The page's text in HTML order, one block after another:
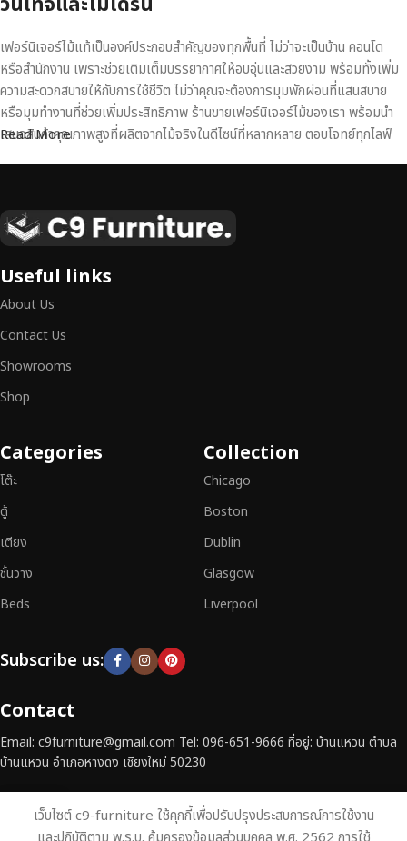
เฟอร์นิเจอร์ไม้แท้เป็นองค์ประกอบสำคัญของทุกพื้นที่ ไม่ว่าจะเป็นบ้าน คอนโด
หรือสำนักงาน เพราะช่วยเติมเต็มบรรยากาศให้อบอุ่นและสวยงาม พร้อมทั้งเพิ่ม
ความสะดวกสบายให้กับการใช้ชีวิต ไม่ว่าคุณจะต้องการมุมพักผ่อนที่แสนสบาย
หรือมุมทำงานที่ช่วยเพิ่มประสิทธิภาพ ร้านขายเฟอร์นิเจอร์ไม้ของเรา พร้อมนำ
เสนอสินค้าคุณภาพสูงที่ผลิตจากไม้จริงในดีไซน์ที่หลากหลาย ตอบโจทย์ทุกไลฟ์
เหนือระดับ
เฟอร์นิเจอร์ไม้ไม่ใช่เพียงของตกแต่ง แต่เป็นงานศิลปะที่สะท้อนถึงรสนิยมและ
สามารถผสานความสวยงาม ความแข็งแรง และการใช้งานที่ตอบโจทย์ทุกความ
ต้องการได้อย่างลงตัว เฟอร์นิเจอร์ทุกชิ้นของเราผลิตจากวัสดุคุณภาพสูง ผ่าน
การตรวจสอบมาตรฐานอย่างเคร่งครัด
เฟอร์นิเจอร์ไม้แท้ที่ตอบโจทย์ทุกความต้องการ
อย่าลืมเลือกช้อปกับเรา รับ
ประกันคุณภาพและการบริการที่ดีที่สุด
Read More
Useful links
About Us
Contact Us
Showrooms
Shop
Categories
โต๊ะ
ตู้
เตียง
ชั้นวาง
Beds
Collection
Chicago
Boston
Dublin
Glasgow
Liverpool
Subscribe us:
Contact
Email: c9furniture@gmail.com Tel: 096-651-9666 ที่อยู่: บ้านแหวน ตำบล
บ้านแหวน อำเภอหางดง เชียงใหม่ 50230
Contact
เว็บไซต์ c9-furniture ใช้คุกกี้เพื่อปรับปรุงประสบการณ์การใช้งาน